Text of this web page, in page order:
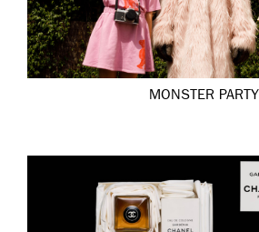
MONSTER PARTY